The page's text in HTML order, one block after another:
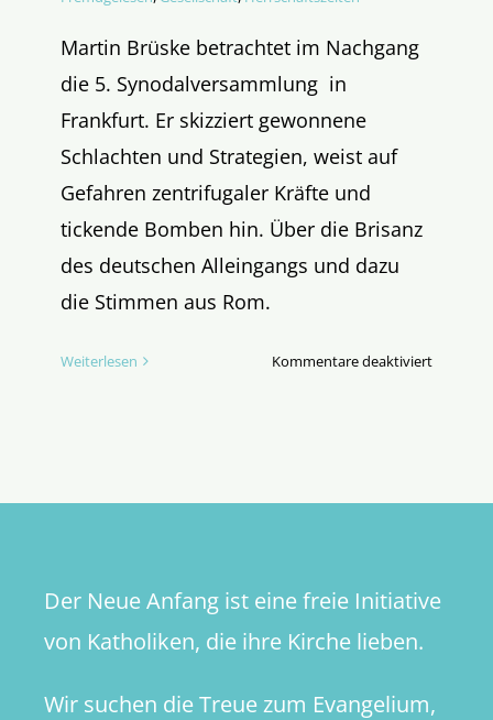
Martin Brüske betrachtet im Nachgang
die 5. Synodalversammlung in
Frankfurt. Er skizziert gewonnene
Schlachten und Strategien, weist auf
Gefahren zentrifugaler Kräfte und
tickende Bomben hin. Über die Brisanz
des deutschen Alleingangs und dazu
die Stimmen aus Rom.
Weiterlesen Kommentare deaktiviertfür
Der Neue Anfang ist eine freie Initiative
von Katholiken, die ihre Kirche lieben.
Wir suchen die Treue zum Evangelium,